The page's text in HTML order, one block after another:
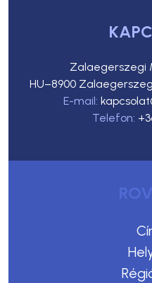
Zalaegerszegi
HU–8900
E-mail:
Telefon: